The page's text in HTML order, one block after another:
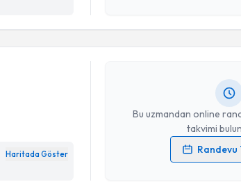
Haritada Göster
Bu uzmandan online
takvimi
Randevu
Kişisel verilerimin